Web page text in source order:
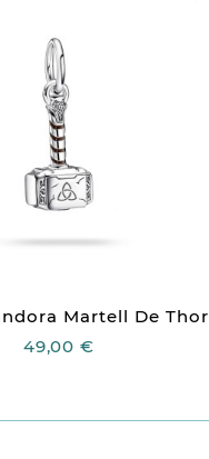
Martell De Thor
49,00 €